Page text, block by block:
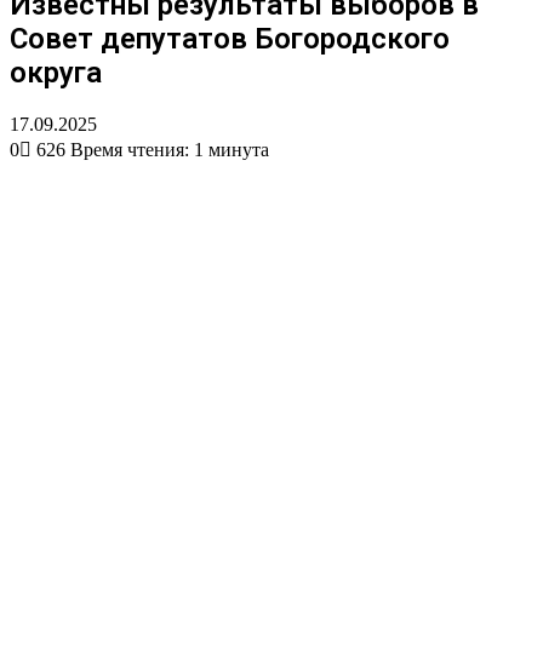
Совет депутатов Богородского
округа
17.09.2025
0
626 Время чтения: 1 минута